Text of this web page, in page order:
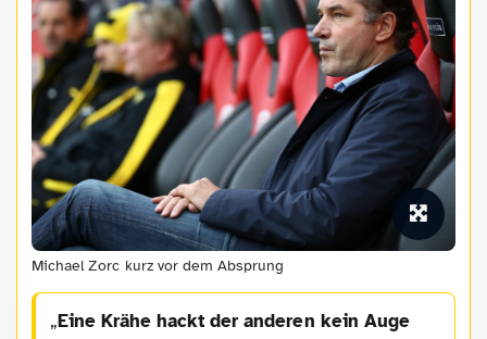
Michael Zorc kurz vor dem Absprung
Eine Krähe hackt der anderen kein Auge